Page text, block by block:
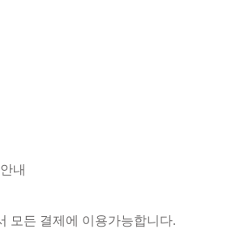
내
모든 결제에 이용가능합니다.